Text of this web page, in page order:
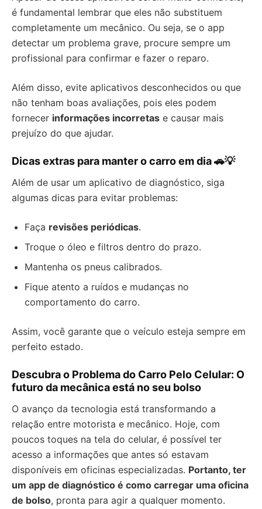
é fundamental lembrar que eles não substituem
completamente um mecânico. Ou seja, se o app
detectar um problema grave, procure sempre um
profissional para confirmar e fazer o reparo.
Além disso, evite aplicativos desconhecidos ou que
não tenham boas avaliações, pois eles podem
fornecer informações incorretas e causar mais
prejuízo do que ajudar.
Dicas extras para manter o carro em dia 🚗💡
Além de usar um aplicativo de diagnóstico, siga
algumas dicas para evitar problemas:
Faça revisões periódicas.
Troque o óleo e filtros dentro do prazo.
Mantenha os pneus calibrados.
Fique atento a ruídos e mudanças no
comportamento do carro.
Assim, você garante que o veículo esteja sempre em
perfeito estado.
Descubra o Problema do Carro Pelo Celular: O
futuro da mecânica está no seu bolso
O avanço da tecnologia está transformando a
relação entre motorista e mecânico. Hoje, com
poucos toques na tela do celular, é possível ter
acesso a informações que antes só estavam
disponíveis em oficinas especializadas. Portanto, ter
um app de diagnóstico é como carregar uma oficina
de bolso, pronta para agir a qualquer momento.